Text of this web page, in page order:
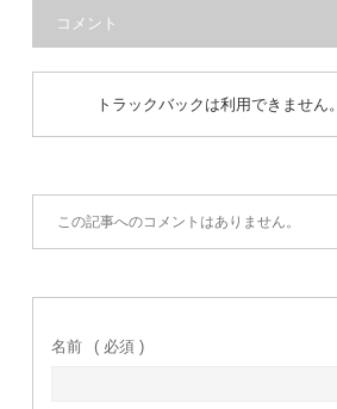
コメント
トラックバックは利用できません。
この記事へのコメントはありません。
名前 ( 必須 )